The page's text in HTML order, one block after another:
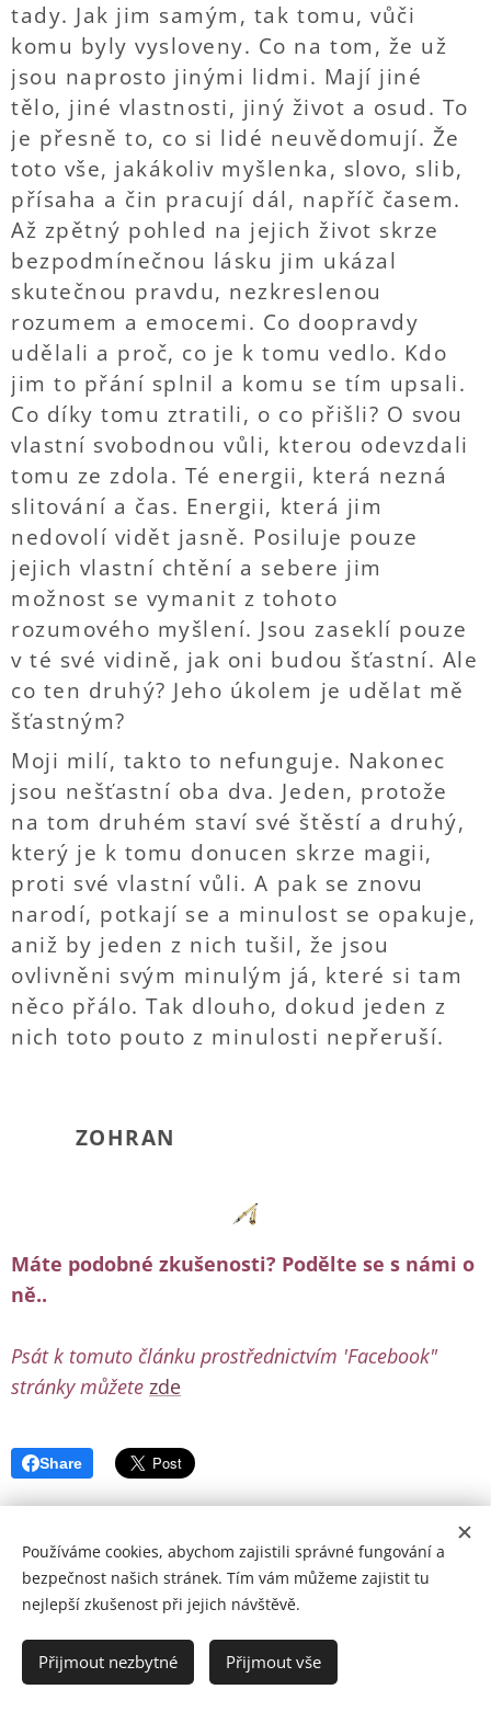
tady. Jak jim samým, tak tomu, vůči
komu byly vysloveny. Co na tom, že už
jsou naprosto jinými lidmi. Mají jiné
tělo, jiné vlastnosti, jiný život a osud. To
je přesně to, co si lidé neuvědomují. Že
toto vše, jakákoliv myšlenka, slovo, slib,
přísaha a čin pracují dál, napříč časem.
Až zpětný pohled na jejich život skrze
bezpodmínečnou lásku jim ukázal
skutečnou pravdu, nezkreslenou
rozumem a emocemi. Co doopravdy
udělali a proč, co je k tomu vedlo. Kdo
jim to přání splnil a komu se tím upsali.
Co díky tomu ztratili, o co přišli? O svou
vlastní svobodnou vůli, kterou odevzdali
tomu ze zdola. Té energii, která nezná
slitování a čas. Energii, která jim
nedovolí vidět jasně. Posiluje pouze
jejich vlastní chtění a sebere jim
možnost se vymanit z tohoto
rozumového myšlení. Jsou zaseklí pouze
v té své vidině, jak oni budou šťastní. Ale
co ten druhý? Jeho úkolem je udělat mě
šťastným?
Moji milí, takto to nefunguje. Nakonec
jsou nešťastní oba dva. Jeden, protože
na tom druhém staví své štěstí a druhý,
který je k tomu donucen skrze magii,
proti své vlastní vůli. A pak se znovu
narodí, potkají se a minulost se opakuje,
aniž by jeden z nich tušil, že jsou
ovlivněni svým minulým já, které si tam
něco přálo. Tak dlouho, dokud jeden z
nich toto pouto z minulosti nepřeruší.
ZOHRAN
Máte podobné zkušenosti? Podělte se s námi o
ně..
Psát k tomuto článku prostřednictvím 'Facebook"
stránky můžete zde
Share
© Copyright by Zohran 2024 | Všechna práva vyhrazena.
Používáme cookies, abychom zajistili správné fungování a
bezpečnost našich stránek. Tím vám můžeme zajistit tu
nejlepší zkušenost při jejich návštěvě.
Přijmout nezbytné Přijmout vše